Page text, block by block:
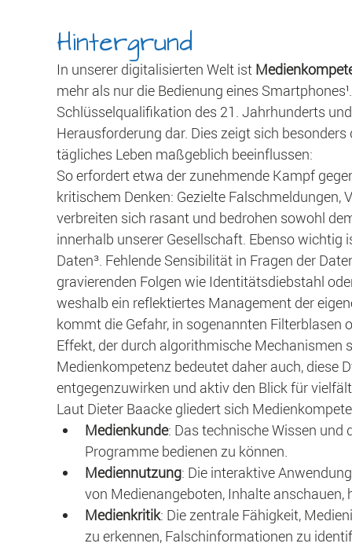
Hintergrund
In unserer digitalisierten Welt ist
mehr als nur die Bedienung eines
Schlüsselqualifikation des 21. Jahrhunderts
Herausforderung dar. Dies zeigt sich
tägliches Leben maßgeblich beeinflussen:
So erfordert etwa der zunehmende Kampf
kritischem Denken: Gezielte
verbreiten sich rasant und bedrohen sowohl
innerhalb unserer Gesellschaft. Ebenso
Daten³. Fehlende Sensibilität in Fragen der
gravierenden Folgen wie Identitätsdiebstahl
weshalb ein reflektiertes Management der
kommt die Gefahr, in sogenannten Filterblasen
Effekt, der durch algorithmische Mechanismen
Medienkompetenz bedeutet daher auch, diese
entgegenzuwirken und aktiv den Blick für
Laut Dieter Baacke gliedert sich
Medienkunde: Das technische Wissen und
Programme bedienen zu können.
Mediennutzung: Die interaktive
von Medienangeboten, Inhalte
Medienkritik: Die zentrale Fähigkeit,
zu erkennen, Falschinformationen zu